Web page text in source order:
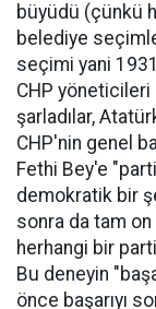
büyüdü (çünkü
belediye
seçimi yani
CHP
şarladılar,
CHP'nin genel
Fethi Bey'e
demokratik bir
sonra da tam on
herhangi bir
Bu deneyin
önce başarıyı